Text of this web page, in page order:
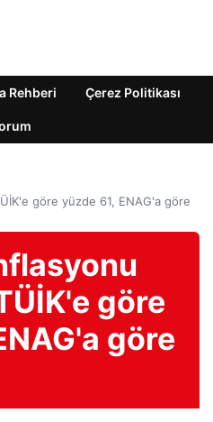
Rehberi Çerez Politikası
göre yüzde 61, ENAG'a göre
göre
göre